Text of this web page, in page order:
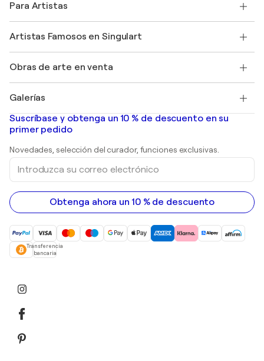
Ofrecer una tarjeta regalo
Unirse a nuestro programa comercial
Mi cuenta
Protección al comprador
+34 911 23 97 81
faq
Revista Singulart
Empleos
Descubre arte original seleccionado
Para Artistas
Inicie sesión como Artista
Artistas Famosos en Singulart
Marc Chagall
Banksy
Mr. Brainwash
Shepard Fairey
Obras de arte en venta
Pinturas abstractas en venta
pinturas de paisajes
Huellas dactilares
pinturas acrílicas
Galerías
Galerías de arte en España
Suscríbase y obtenga un 10 % de descuento en su
primer pedido
Novedades, selección del curador, funciones exclusivas.
Introduzca
correo
electrónico
Obtenga ahora un 10 % de descuento
Transferencia
bancaria